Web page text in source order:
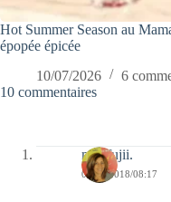
Hot Summer Season au
épopée épicée
10/07/2026
6
10 commentaires
missfujii.
06/06/2018/08:17